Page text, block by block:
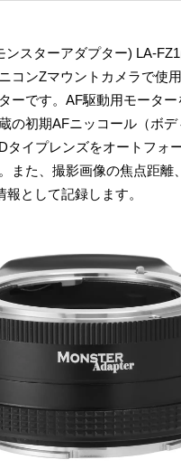
ンスターアダプター) LA-
コンZマウントカメラで使
ーです。AF駆動用モーター
の初期AFニッコール（ボデ
タイプレンズをオートフォ
また、撮影画像の焦点距離
として記録します。